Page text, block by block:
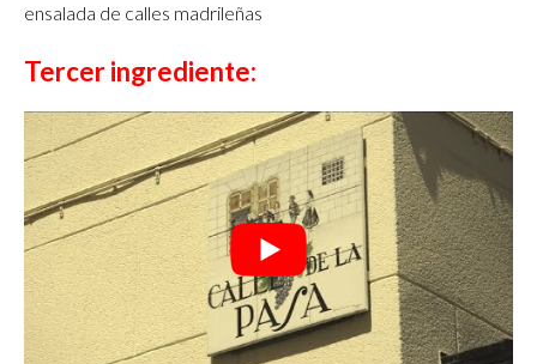
ensalada de calles madrileñas
Tercer ingrediente: